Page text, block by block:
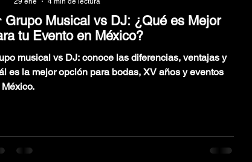
Grupo Musical vs DJ: ¿Qué es Mejor
tu Evento en México?
musical vs DJ: conoce las diferencias, ventajas y
es la mejor opción para bodas, XV años y eventos